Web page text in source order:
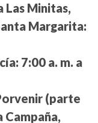
Las Minitas,
Margarita:
7:00 a. m. a
(parte
Campaña,